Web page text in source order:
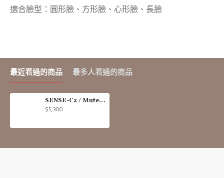
適合臉型：圓形臉、方形臉、心形臉、長臉
最近看過的商品 最多人看過的商品
SENSE-C2 / Muted Black
$5,300